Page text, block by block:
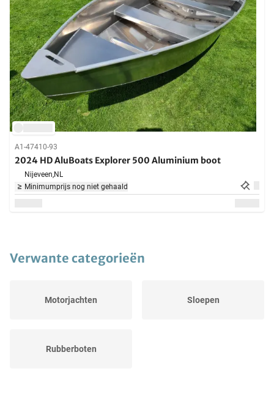
A1-47410-93
2024 HD AluBoats Explorer 500 Aluminium boot
Nijeveen,NL
Minimumprijs nog niet gehaald
Verwante categorieën
Motorjachten Sloepen
Rubberboten